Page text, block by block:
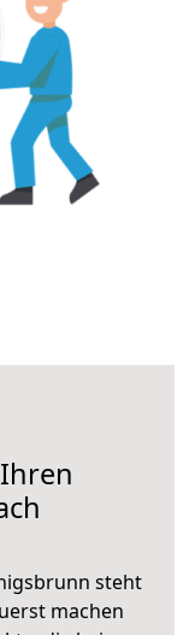
steht
machen